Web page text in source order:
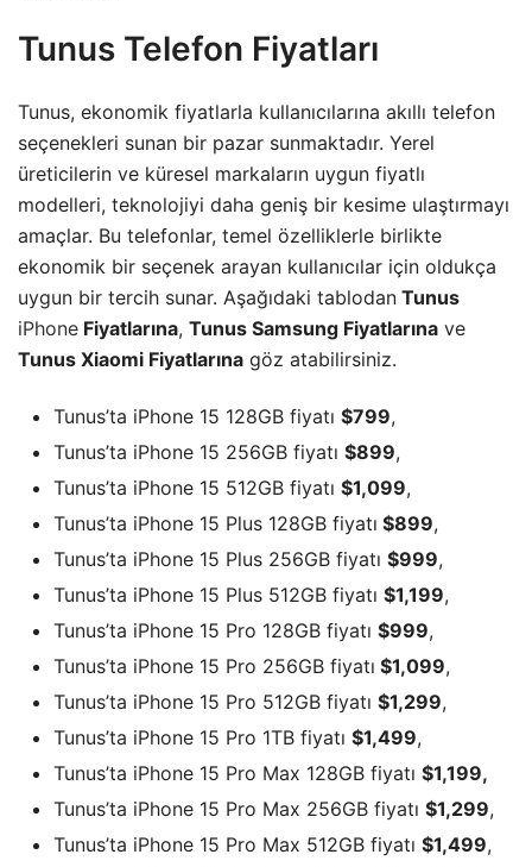
Tunus Telefon Fiyatları
Tunus, ekonomik fiyatlarla kullanıcılarına akıllı telefon
seçenekleri sunan bir pazar sunmaktadır. Yerel
üreticilerin ve küresel markaların uygun fiyatlı
modelleri, teknolojiyi daha geniş bir kesime ulaştırmayı
amaçlar. Bu telefonlar, temel özelliklerle birlikte
ekonomik bir seçenek arayan kullanıcılar için oldukça
uygun bir tercih sunar. Aşağıdaki tablodan Tunus
iPhone Fiyatlarına, Tunus Samsung Fiyatlarına ve
Tunus Xiaomi Fiyatlarına göz atabilirsiniz.
Tunus’ta iPhone 15 128GB fiyatı $799,
Tunus’ta iPhone 15 256GB fiyatı $899,
Tunus’ta iPhone 15 512GB fiyatı $1,099,
Tunus’ta iPhone 15 Plus 128GB fiyatı $899,
Tunus’ta iPhone 15 Plus 256GB fiyatı $999,
Tunus’ta iPhone 15 Plus 512GB fiyatı $1,199,
Tunus’ta iPhone 15 Pro 128GB fiyatı $999,
Tunus’ta iPhone 15 Pro 256GB fiyatı $1,099,
Tunus’ta iPhone 15 Pro 512GB fiyatı $1,299,
Tunus’ta iPhone 15 Pro 1TB fiyatı $1,499,
Tunus’ta iPhone 15 Pro Max 128GB fiyatı $1,199,
Tunus’ta iPhone 15 Pro Max 256GB fiyatı $1,299,
Tunus’ta iPhone 15 Pro Max 512GB fiyatı $1,499,